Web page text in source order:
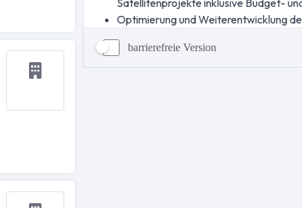
barrierefreie Version